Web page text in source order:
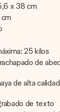
x 38 cm
25 kilos
de
de alta
de texto